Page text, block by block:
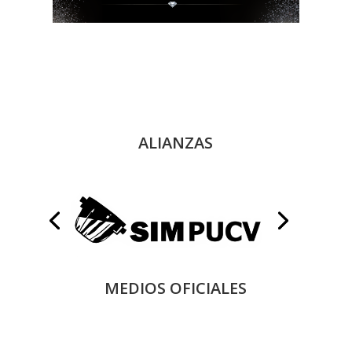
ALIANZAS
MEDIOS OFICIALES